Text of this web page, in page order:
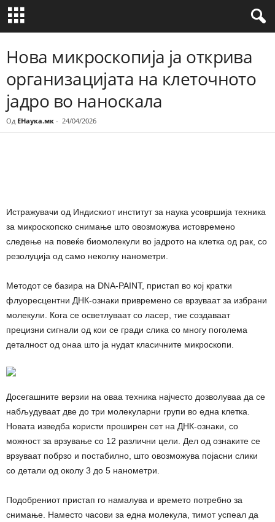
Нова микроскопија ја открива
организацијата на клеточното
јадро во наноскала
Од ЕНаука.мк - 24/04/2026
Истражувачи од Индискиот институт за наука усовршија техника
за микроскопско снимање што овозможува истовремено
следење на повеќе биомолекули во јадрото на клетка од рак, со
резолуција од само неколку нанометри.
Методот се базира на DNA-PAINT, пристап во кој кратки
флуоресцентни ДНК-ознаки привремено се врзуваат за избрани
молекули. Кога се осветлуваат со ласер, тие создаваат
прецизни сигнали од кои се гради слика со многу поголема
деталност од онаа што ја нудат класичните микроскопи.
Досегашните верзии на оваа техника најчесто дозволуваа да се
набљудуваат две до три молекуларни групи во една клетка.
Новата изведба користи проширен сет на ДНК-ознаки, со
можност за врзување со 12 различни цели. Дел од ознаките се
врзуваат побрзо и постабилно, што овозможува појасни слики
со детали од околу 3 до 5 нанометри.
Подобрениот пристап го намалува и времето потребно за
снимање. Наместо часови за една молекула, тимот успеал да